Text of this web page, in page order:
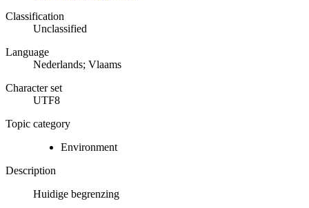
Classification
Unclassified
Language
Nederlands; Vlaams
Character set
UTF8
Topic category
Environment
Description
Huidige begrenzing